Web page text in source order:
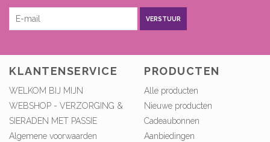
VERSTUUR
KLANTENSERVICE
WELKOM BIJ MIJN
WEBSHOP - VERZORGING &
SIERADEN MET PASSIE
Algemene voorwaarden
PRODUCTEN
Alle producten
Nieuwe producten
Cadeaubonnen
Aanbiedingen